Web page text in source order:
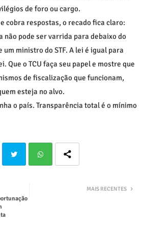
de foro ou cargo.
cobra respostas, o recado fica claro:
pode ser varrida para debaixo do
ministro do STF. A lei é igual para
Que o TCU faça seu papel e mostre que
de fiscalização que funcionam,
esteja no alvo.
o país. Transparência total é o mínimo
ter
MAIS RECENTES